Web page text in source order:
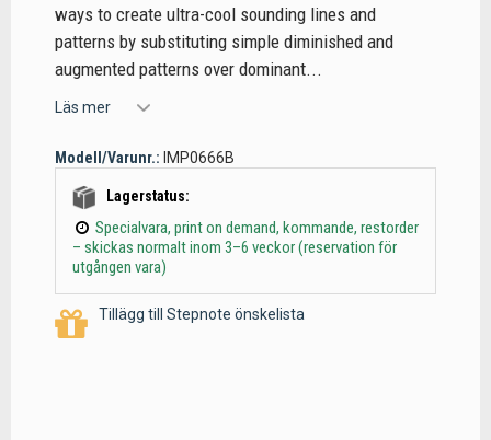
ways to create ultra-cool sounding lines and
patterns by substituting simple diminished and
augmented patterns over dominant...
Läs mer
Modell/Varunr.: IMP0666B
Lagerstatus:
Specialvara, print on demand, kommande, restorder
– skickas normalt inom 3–6 veckor (reservation för
utgången vara)
Tillägg till Stepnote önskelista